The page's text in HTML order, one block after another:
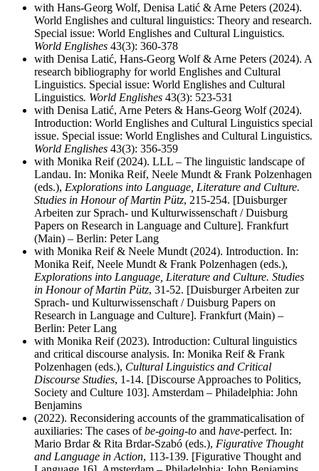
with Hans-Georg Wolf, Denisa Latić & Arne Peters (2024).
World Englishes and cultural linguistics: Theory and research.
Special issue: World Englishes and Cultural Linguistics.
World Englishes 43(3): 360-378
with Denisa Latić, Hans-Georg Wolf & Arne Peters (2024). A
research bibliography for world Englishes and Cultural
Linguistics. Special issue: World Englishes and Cultural
Linguistics. World Englishes 43(3): 523-531
with Denisa Latić, Arne Peters & Hans-Georg Wolf (2024).
Introduction: World Englishes and Cultural Linguistics special
issue. Special issue: World Englishes and Cultural Linguistics.
World Englishes 43(3): 356-359
with Monika Reif (2024). LLL – The linguistic landscape of
Landau. In: Monika Reif, Neele Mundt & Frank Polzenhagen
(eds.), Explorations into Language, Literature and Culture.
Studies in Honour of Martin Pütz, 215-254. [Duisburger
Arbeiten zur Sprach- und Kulturwissenschaft / Duisburg
Papers on Research in Language and Culture]. Frankfurt
(Main) – Berlin: Peter Lang
with Monika Reif & Neele Mundt (2024). Introduction. In:
Monika Reif, Neele Mundt & Frank Polzenhagen (eds.),
Explorations into Language, Literature and Culture. Studies
in Honour of Martin Pütz, 31-52. [Duisburger Arbeiten zur
Sprach- und Kulturwissenschaft / Duisburg Papers on
Research in Language and Culture]. Frankfurt (Main) –
Berlin: Peter Lang
with Monika Reif (2023). Introduction: Cultural linguistics
and critical discourse analysis. In: Monika Reif & Frank
Polzenhagen (eds.), Cultural Linguistics and Critical
Discourse Studies, 1-14. [Discourse Approaches to Politics,
Society and Culture 103]. Amsterdam – Philadelphia: John
Benjamins
(2022). Reconsidering accounts of the grammaticalisation of
auxiliaries: The cases ofbe-going-to and have-perfect. In:
Mario Brdar & Rita Brdar-Szabó (eds.), Figurative Thought
and Language in Action, 113-139. [Figurative Thought and